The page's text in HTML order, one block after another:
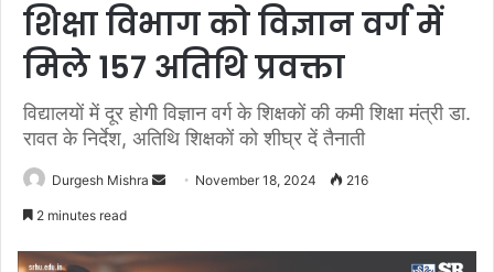
शिक्षा विभाग को विज्ञान वर्ग में
मिले 157 अतिथि प्रवक्ता
विद्यालयों में दूर होगी विज्ञान वर्ग के शिक्षकों की कमी शिक्षा मंत्री डा.
रावत के निर्देश, अतिथि शिक्षकों को शीघ्र दें तैनाती
Durgesh Mishra
Send November 18, 2024 216
2 minutes read